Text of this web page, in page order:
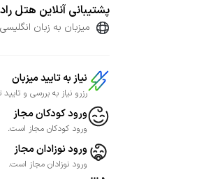
پشتیبانی آنلاین هتل
میزبان به زبان
نیاز به تایید میزبان
رزرو نیاز به بررسی و
ورود کودکان مجاز
ورود کودکان مجاز است.
ورود نوزادان مجاز
ورود نوزادان مجاز است.